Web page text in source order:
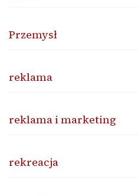
Przemysł
reklama
reklama i marketing
rekreacja